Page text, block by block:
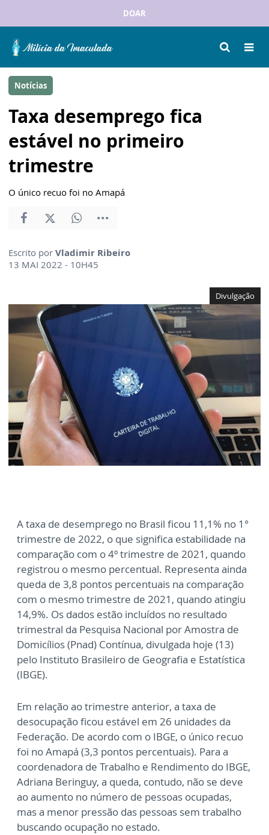
DOAR
Notícias
Taxa desemprego fica
estável no primeiro
trimestre
O único recuo foi no Amapá
Escrito por Vladimir Ribeiro
13 MAI 2022 - 10H45
Divulgação
A taxa de desemprego no Brasil ficou 11,1% no 1°
trimestre de 2022, o que significa estabilidade na
comparação com o 4º trimestre de 2021, quando
registrou o mesmo percentual. Representa ainda
queda de 3,8 pontos percentuais na comparação
com o mesmo trimestre de 2021, quando atingiu
14,9%. Os dados estão incluídos no resultado
trimestral da Pesquisa Nacional por Amostra de
Domicílios (Pnad) Contínua, divulgada hoje (13)
pelo Instituto Brasileiro de Geografia e Estatística
(IBGE).
Em relação ao trimestre anterior, a taxa de
desocupação ficou estável em 26 unidades da
Federação. De acordo com o IBGE, o único recuo
foi no Amapá (3,3 pontos percentuais). Para a
coordenadora de Trabalho e Rendimento do IBGE,
Adriana Beringuy, a queda, contudo, não se deve
ao aumento no número de pessoas ocupadas,
mas a menor pressão das pessoas sem trabalho
buscando ocupação no estado.